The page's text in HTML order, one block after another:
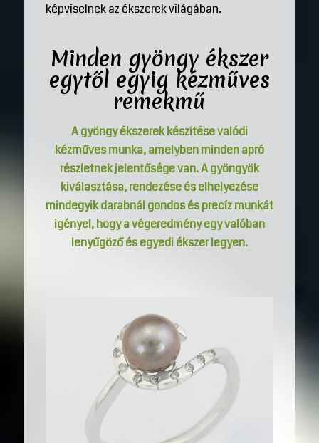
képviselnek az ékszerek világában.
Minden gyöngy ékszer
egytől egyig kézműves
remekmű
A gyöngy ékszerek készítése valódi
kézműves munka, amelyben minden apró
részletnek jelentősége van. A gyöngyök
kiválasztása, rendezése és elhelyezése
mindegyik darabnál gondos és precíz munkát
igényel, hogy a végeredmény egy valóban
lenyűgöző és egyedi ékszer legyen.